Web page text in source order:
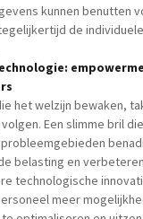
kunnen benutten
de
het welzijn bewaken,
Een slimme bril
belasting en
technologische
meer